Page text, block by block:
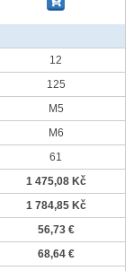
12
125
M5
M6
61
1 475,08 Kč
1 784,85 Kč
56,73 €
68,64 €